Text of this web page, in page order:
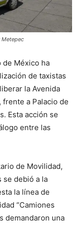
Metepec
de México ha
de taxistas
la Avenida
frente a Palacio de
Esta acción se
entre las
de Movilidad,
se debió a la
la línea de
“Camiones
demandaron una